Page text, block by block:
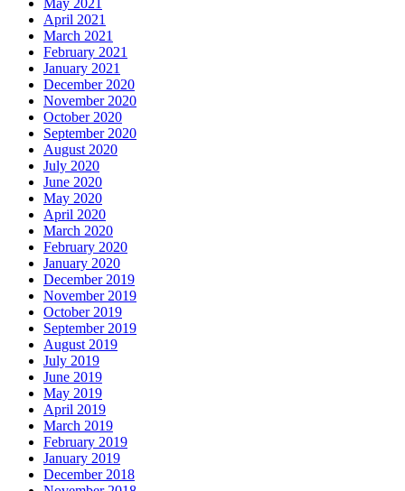
April 2021
March 2021
February 2021
January 2021
December 2020
November 2020
October 2020
September 2020
August 2020
July 2020
June 2020
May 2020
April 2020
March 2020
February 2020
January 2020
December 2019
November 2019
October 2019
September 2019
August 2019
July 2019
June 2019
May 2019
April 2019
March 2019
February 2019
January 2019
December 2018